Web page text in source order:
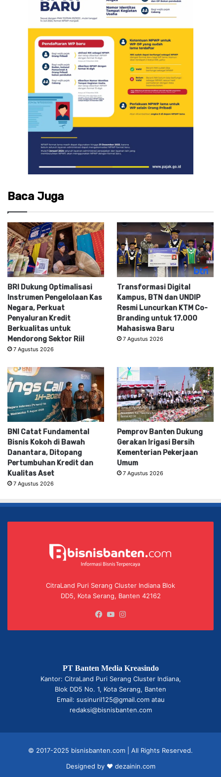
Baca Juga
BRI Dukung Optimalisasi
Instrumen Pengelolaan Kas
Negara, Perkuat
Penyaluran Kredit
Berkualitas untuk
Mendorong Sektor Riil
7 Agustus 2026
Transformasi Digital
Kampus, BTN dan UNDIP
Resmi Luncurkan KTM Co-
Branding untuk 17.000
Mahasiswa Baru
7 Agustus 2026
BNI Catat Fundamental
Bisnis Kokoh di Bawah
Danantara, Ditopang
Pertumbuhan Kredit dan
Kualitas Aset
7 Agustus 2026
Pemprov Banten Dukung
Gerakan Irigasi Bersih
Kementerian Pekerjaan
Umum
7 Agustus 2026
CitraLand Puri Serang Cluster Indiana Blok
DD5, Kota Serang, Banten 42162
Facebook
YouTube
PT Banten Media Kreasindo
Kantor: CitraLand Puri Serang Cluster Indiana,
Blok DD5 No. 1, Kota Serang, Banten
Email: susinuril125@gmail.com atau
redaksi@bisnisbanten.com
© 2017-2025 bisnisbanten.com | All Rights Reserved.
Designed by ❤ dezainin.com